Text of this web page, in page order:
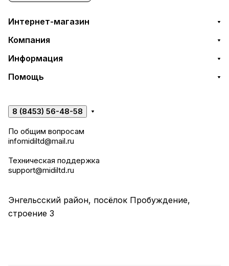
Интернет-магазин
Компания
Информация
Помощь
8 (8453) 56-48-58
По общим вопросам
infomidiltd@mail.ru
Техническая поддержка
support@midiltd.ru
Энгельсский район, посёлок Пробуждение,
строение 3